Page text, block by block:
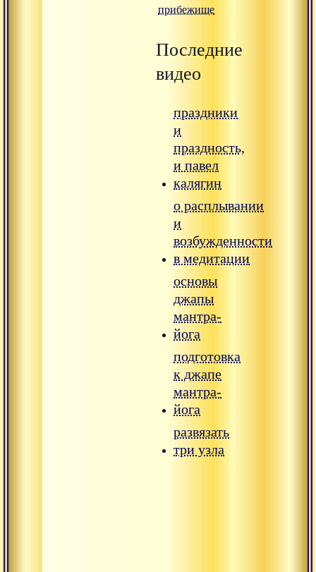
прибежище
Последние
видео
праздники
и
праздность,
и павел
калягин
о расплывании
и
возбужденности
в медитации
основы
джапы
мантра-
йога
подготовка
к джапе
мантра-
йога
развязать
три узла